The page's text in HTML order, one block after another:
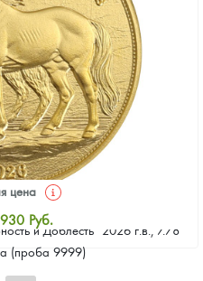
и Доблесть" 2026 г.в., 7.78
(проба 9999)
цена
Руб.
цена